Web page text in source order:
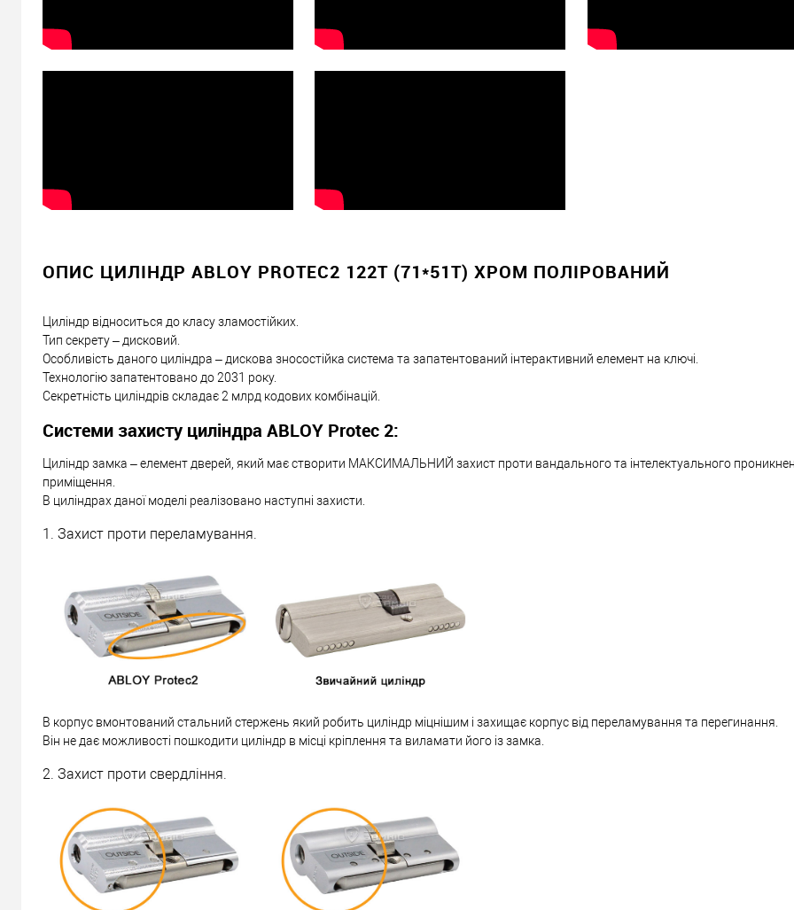
ОПИС ЦИЛІНДР ABLOY PROTEC2 122T (71*51T) ХРОМ ПОЛІРОВАНИЙ
Циліндр відноситься до класу зламостійких.
Тип секрету – дисковий.
Особливість даного циліндра – дискова зносостійка система та запатентований інтерактивний елемент на ключі.
Технологію запатентовано до 2031 року.
Секретність циліндрів складає 2 млрд кодових комбінацій.
Системи захисту циліндра ABLOY Protec 2:
Циліндр замка – елемент дверей, який має створити МАКСИМАЛЬНИЙ захист проти вандального та інтелектуального
приміщення.
В циліндрах даної моделі реалізовано наступні захисти.
1. Захист проти переламування.
В корпус вмонтований стальний стержень який робить циліндр міцнішим і захищає корпус від переламування та перегинання.
Він не дає можливості пошкодити циліндр в місці кріплення та виламати його із замка.
2. Захист проти свердління.